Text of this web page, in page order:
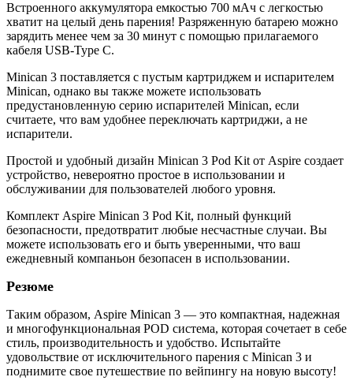
Встроенного аккумулятора емкостью 700 мАч с легкостью
хватит на целый день парения! Разряженную батарею можно
зарядить менее чем за 30 минут с помощью прилагаемого
кабеля USB-Type C.
Minican 3 поставляется с пустым картриджем и испарителем
Minican, однако вы также можете использовать
предустановленную серию испарителей Minican, если
считаете, что вам удобнее переключать картриджи, а не
испарители.
Простой и удобный дизайн Minican 3 Pod Kit от Aspire создает
устройство, невероятно простое в использовании и
обслуживании для пользователей любого уровня.
Комплект Aspire Minican 3 Pod Kit, полный функций
безопасности, предотвратит любые несчастные случаи. Вы
можете использовать его и быть уверенными, что ваш
ежедневный компаньон безопасен в использовании.
Резюме
Таким образом, Aspire Minican 3 — это компактная, надежная
и многофункциональная POD система, которая сочетает в себе
стиль, производительность и удобство. Испытайте
удовольствие от исключительного парения с Minican 3 и
поднимите свое путешествие по вейпингу на новую высоту!